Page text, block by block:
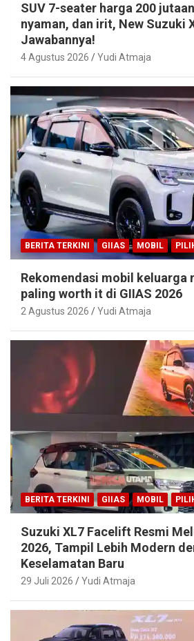
SUV 7-seater harga 200
nyaman, dan irit, New Suzuki
Jawabannya!
4 Agustus 2026 Yudi Atmaja
BERITA TERKINI GIIAS MOBIL
Rekomendasi mobil keluarga
paling worth it di GIIAS 2026
2 Agustus 2026 Yudi Atmaja
BERITA TERKINI GIIAS MOBIL
Suzuki XL7 Facelift Resmi
2026, Tampil Lebih Modern
Keselamatan Baru
29 Juli 2026 Yudi Atmaja